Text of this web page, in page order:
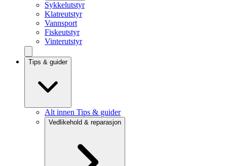
Sykkelutstyr
Klatreutstyr
Vannsport
Fiskeutstyr
Vinterutstyr
Tips & guider
Alt innen Tips & guider
Vedlikehold & reparasjon